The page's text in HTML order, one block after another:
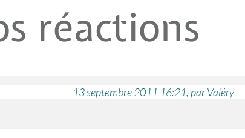
réactions
13 septembre 2011 16:21, par Valéry